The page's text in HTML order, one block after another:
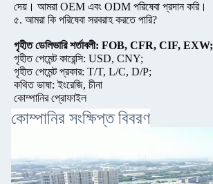
দেয়। আমরা OEM এবং ODM পরিষেবা প্রদান করি।
৫. আমরা কি পরিষেবা সরবরাহ করতে পারি?
গৃহীত ডেলিভারি শর্তাবলী: FOB, CFR, CIF, EXW;
গৃহীত পেমেন্ট কারেন্সি: USD, CNY;
গৃহীত পেমেন্ট প্রকার: T/T, L/C, D/P;
কথিত ভাষা: ইংরেজি, চীনা
কোম্পানির প্রোফাইল
কোম্পানির সংক্ষিপ্ত বিবরণ